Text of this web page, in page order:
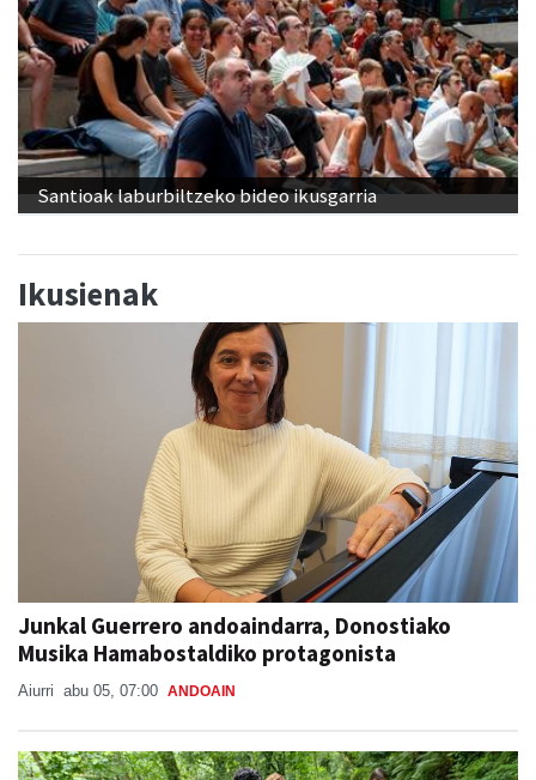
Santioak laburbiltzeko bideo ikusgarria
Ikusienak
Junkal Guerrero andoaindarra, Donostiako
Musika Hamabostaldiko protagonista
Aiurri abu 05, 07:00 ANDOAIN